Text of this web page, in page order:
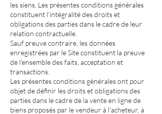
les siens. Les présentes conditions générales
constituent l’intégralité des droits et
obligations des parties dans le cadre de leur
relation contractuelle.
Sauf preuve contraire, les données
enregistrées par le Site constituent la preuve
de l'ensemble des faits, acceptation et
transactions.
Les présentes conditions générales ont pour
objet de définir les droits et obligations des
parties dans le cadre de la vente en ligne de
biens proposés par le vendeur à l'acheteur, à